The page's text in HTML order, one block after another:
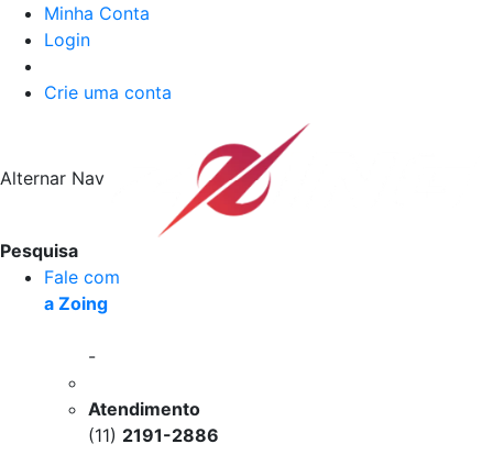
Minha Conta
Login
Crie uma conta
Alternar Nav
Pesquisa
Fale com
a Zoing
-
Atendimento
(11) 2191-2886